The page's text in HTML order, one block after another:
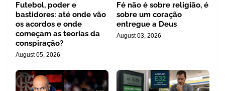
Futebol, poder e
bastidores: até onde vão
os acordos e onde
começam as teorias da
conspiração?
August 05, 2026
Fé não é sobre religião, é
sobre um coração
entregue a Deus
August 03, 2026